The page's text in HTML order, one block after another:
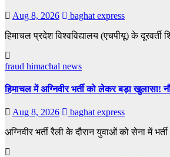
Aug 8, 2026
baghat express
हिमाचल प्रदेश विश्वविद्यालय (एचपीयू) के
fraud himachal news
हिमाचल में अग्निवीर भर्ती को लेकर बड़ा खुलासा!
Aug 8, 2026
baghat express
अग्निवीर भर्ती रैली के दौरान युवाओं को सेना में